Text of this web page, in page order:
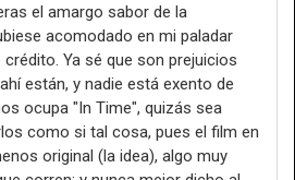
el amargo sabor de la
acomodado en mi paladar
Ya sé que son prejuicios
están, y nadie está exento de
ocupa "In Time", quizás sea
como si tal cosa, pues el film en
original (la idea), algo muy